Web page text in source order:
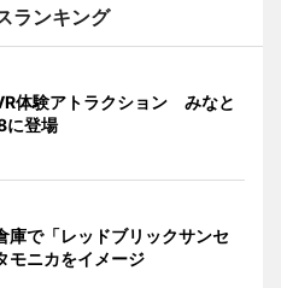
ランキング
体験アトラクション みなと
に登場
庫で「レッドブリックサンセ
モニカをイメージ